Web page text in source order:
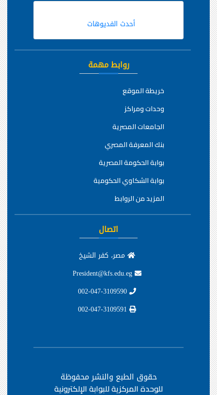
أحدث الفديوهات
روابط مهمة
خريطة الموقع
وحدات ومراكز
الجامعات المصرية
بنك المعرفة المصري
بوابة الحكومة المصرية
بوابة الشكاوي الحكومية
المزيد من الروابط
اتصال
مصر، كفر الشيخ
حقوق الطبع والنشر محفوظة
للوحدة المركزية للبوابة الإلكترونية